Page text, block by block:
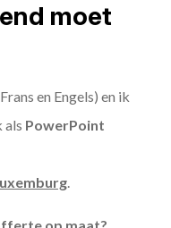
moet
en Engels) en ik
als PowerPoint
.